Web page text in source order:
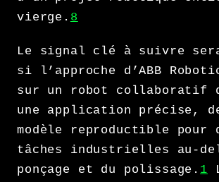
vierge. 8
Le signal clé à suivre
si l’approche d’ABB
sur un robot collaboratif
une application précise,
modèle reproductible pour
tâches industrielles au-
ponçage et du polissage. 1